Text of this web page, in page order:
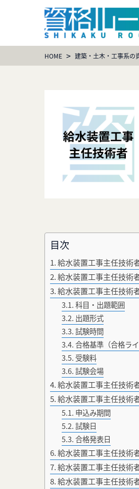
HOME > 建築・土木・工事系の
目次
給水装置工事主任技術
給水装置工事主任技術
給水装置工事主任技術
科目・出題範囲
出題形式
試験時間
合格基準（合格ライ
受験料
試験会場
給水装置工事主任技術
給水装置工事主任技術
申込み期間
試験日
合格発表日
給水装置工事主任技術
給水装置工事主任技術
給水装置工事主任技術